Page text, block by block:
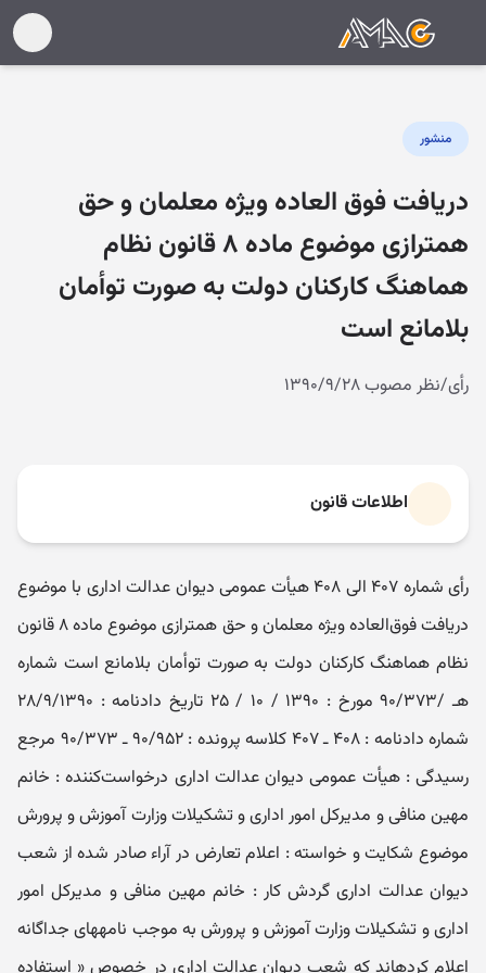
منشور
دریافت فوق العاده ویژه معلمان و حق
همترازی موضوع ماده ۸ قانون نظام
هماهنگ کارکنان دولت به صورت توأمان
بلامانع است
رأی/نظر مصوب ۱۳۹۰/۹/۲۸
اطلاعات قانون
رأی شماره ۴۰۷ الی ۴۰۸ هیأت عمومی دیوان عدالت اداری با موضوع
دریافت فوق‌العاده ویژه معلمان و حق همترازی موضوع ماده ۸ قانون
نظام هماهنگ کارکنان دولت به صورت توأمان بلامانع است شماره
هـ /۹۰/۳۷۳ مورخ : ۱۳۹۰ / ۱۰ / ۲۵ تاریخ دادنامه : ۲۸/۹/۱۳۹۰
شماره دادنامه : ۴۰۸ ـ ۴۰۷ کلاسه پرونده : ۹۰/۹۵۲ ـ ۹۰/۳۷۳ مرجع
رسیدگی : هیأت عمومی دیوان عدالت اداری درخواست‌کننده : خانم
مهین منافی و مدیرکل امور اداری و تشکیلات وزارت آموزش و پرورش
موضوع شکایت و خواسته : اعلام تعارض در آراء صادر شده از شعب
دیوان عدالت اداری گردش کار : خانم مهین منافی و مدیرکل امور
اداری و تشکیلات وزارت آموزش و پرورش به موجب نامه‎های جداگانه